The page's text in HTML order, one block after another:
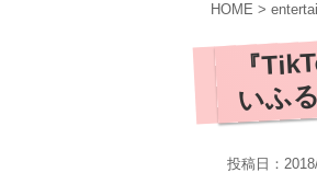
HOME >
『
いふ
投稿日：